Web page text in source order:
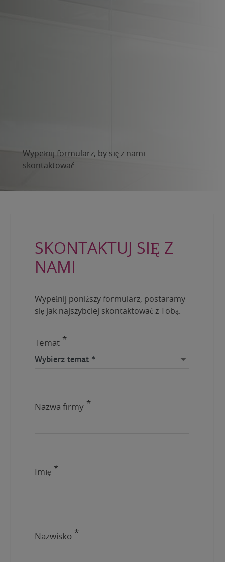
Wypełnij formularz, by się z nami
skontaktować
privacy.realestate.bnpparibas/pl
SKONTAKTUJ SIĘ Z
NAMI
Wypełnij poniższy formularz, postaramy
się jak najszybciej skontaktować z Tobą.
Temat
Nazwa firmy
Imię
Nazwisko